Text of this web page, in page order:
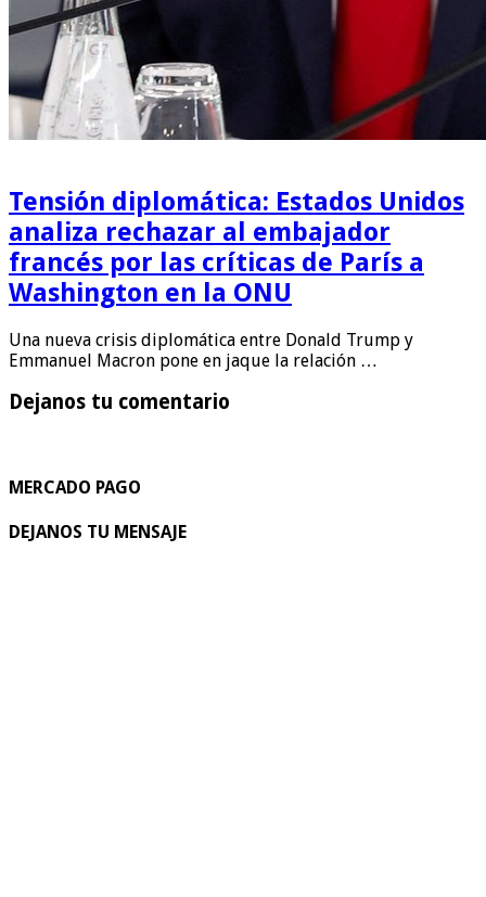
Tensión diplomática: Estados Unidos
analiza rechazar al embajador
francés por las críticas de París a
Washington en la ONU
Una nueva crisis diplomática entre Donald Trump y
Emmanuel Macron pone en jaque la relación …
Dejanos tu comentario
MERCADO PAGO
DEJANOS TU MENSAJE